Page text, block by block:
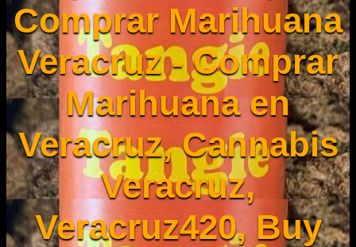
Comprar Marihuana
Veracruz - Comprar
Marihuana en
Veracruz, Cannabis
Veracruz,
Veracruz420, Buy